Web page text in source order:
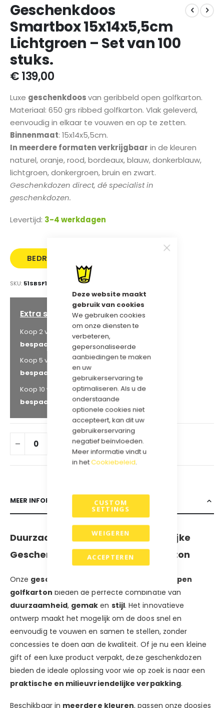
Deze website maakt
gebruik van cookies
We gebruiken cookies
om onze diensten te
verbeteren,
gepersonaliseerde
aanbiedingen te maken
en uw
gebruikerservaring te
optimaliseren. Als u de
onderstaande
optionele cookies niet
accepteert, kan dit uw
gebruikerservaring
negatief beïnvloeden.
Meer informatie vindt u
in het Cookiebeleid.
ACCEPTEREN
CUSTOM
SETTINGS
WEIGEREN
naar
het
begin
van
de
afbeeldingen-
gallerij
Geschenkdoos
Smartbox 15x14x5,5cm
Lichtgroen – Set van 100
stuks.
€ 139,00
Luxe geschenkdoosvan geribbeld open golfkarton.
Materiaal: 650 grs ribbed golfkarton. Vlak geleverd,
eenvoudig in elkaar te vouwen en op te zetten.
Binnenmaat: 15x14x5,5cm.
In meerdere formaten verkrijgbaar in de kleuren
naturel, oranje, rood, bordeaux, blauw, donkerblauw,
lichtgroen, donkergroen, bruin en zwart.
Geschenkdozen direct, dé specialist in
geschenkdozen.
Levertijd: 3-4 werkdagen
BEDRUKT
SKU 51SBSF151405HG
Extra staffelkorting
Koop 2 voor € 132,05
bespaar
Koop 5 voor
€ 127,88
en
bespaar
Koop 10 voor
€ 125,10
en
bespaar
IN WINKELWAGEN
MEER INFORMATIE
Duurzaam en Stijlvol: Eco-vriendelijke
Geschenkdozen van Open Golfkarton
Onze geschenkdozen van eco-vriendelijk open
golfkarton bieden de perfecte combinatie van
duurzaamheid, gemak en stijl. Het innovatieve
ontwerp maakt het mogelijk om de doos snel en
eenvoudig te vouwen en samen te stellen, zonder
concessies te doen aan de kwaliteit. Of je nu een kleine
gift of een luxe product verpakt, deze geschenkdozen
bieden de ideale oplossing voor wie op zoek is naar een
praktische en milieuvriendelijke verpakking.
Beschikbaar in meerdere kleuren, passen onze doosjes